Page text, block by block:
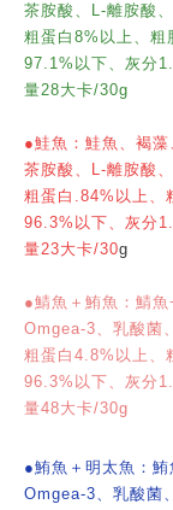
茶胺酸、L-離胺酸
粗蛋白8%以上、
97.1%以下、灰分
量28大卡/30g
●鮭魚：鮭魚、褐
茶胺酸、L-離胺酸
粗蛋白.84%以上、
96.3%以下、灰分
量23大卡/30g
●鯖魚＋鮪魚：鯖魚
Omgea-3、乳酸菌
粗蛋白4.8%以上、
96.3%以下、灰分
量48大卡/30g
●鮪魚＋明太魚：鮪
Omgea-3、乳酸菌